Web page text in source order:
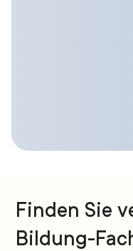
Finden Sie
Bildung-